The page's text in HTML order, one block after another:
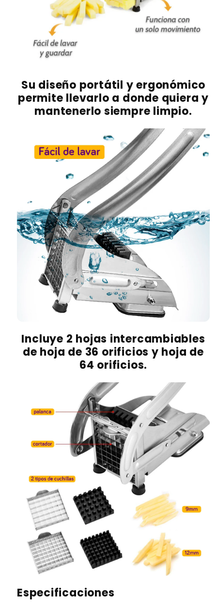
Su diseño portátil y ergonómico
permite llevarlo a donde quiera y
mantenerlo siempre limpio.
Incluye 2 hojas intercambiables
de hoja de 36 orificios y hoja de
64 orificios.
Especificaciones